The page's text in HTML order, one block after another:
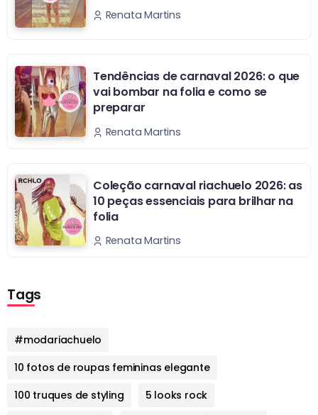
Renata Martins
Tendências de carnaval 2026: o que
vai bombar na folia e como se
preparar
Renata Martins
Coleção carnaval riachuelo 2026: as
10 peças essenciais para brilhar na
folia
Renata Martins
Tags
#modariachuelo
10 fotos de roupas femininas elegante
100 truques de styling
5 looks rock